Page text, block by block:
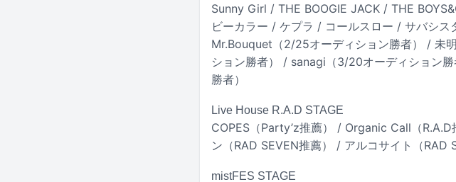
Sunny Girl / THE BOOGIE JACK / THE
ビーカラー / ケプラ / コールスロー / サバシ
Mr.Bouquet（2/25オーディション勝者） / 未
ション勝者） / sanagi（3/20オーディション
勝者）
Live House R.A.D STAGE
COPES（Party’z推薦） / Organic Call（
ン（RAD SEVEN推薦） / アルコサイト（RAD
mistFES STAGE